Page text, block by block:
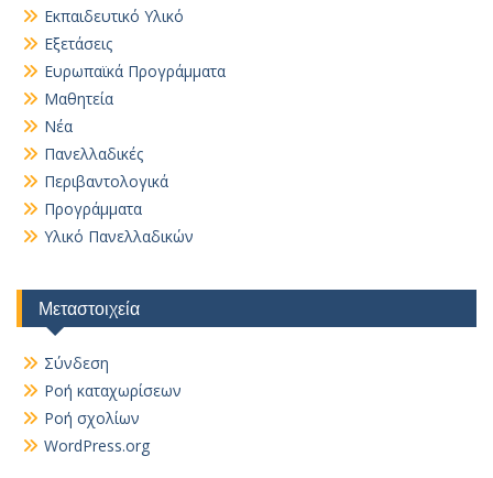
Εκπαιδευτικό Υλικό
Εξετάσεις
Ευρωπαϊκά Προγράμματα
Μαθητεία
Νέα
Πανελλαδικές
Περιβαντολογικά
Προγράμματα
Υλικό Πανελλαδικών
Μεταστοιχεία
Σύνδεση
Ροή καταχωρίσεων
Ροή σχολίων
WordPress.org